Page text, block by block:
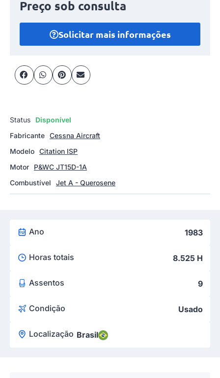
Preço sob consulta
Solicitar mais informações
Status
Disponível
Fabricante Cessna Aircraft
Modelo Citation ISP
Motor
P&WC JT15D-1A
Combustível
Jet A - Querosene
Ano 1983
Horas totais 8.525 H
Assentos 9
Condição Usado
Localização Brasil